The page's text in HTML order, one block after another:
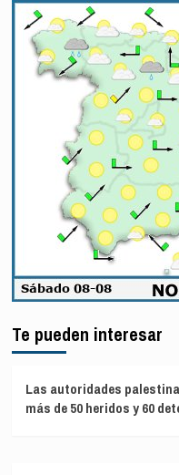
Te pueden interesar
Las autoridades
más de 50 heridos y 60